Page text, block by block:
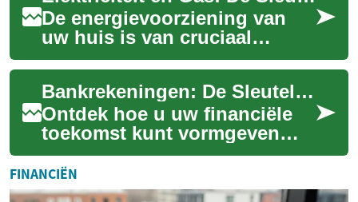
De energievoorziening van
uw huis is van cruciaal
belang voor uw dagelijks
comfort en welzijn.
Elektriciteit en gas z...
Bankrekeningen: De Sleutel tot Financiële Stabiliteit
Ontdek hoe u uw financiële
toekomst kunt vormgeven
met de juiste bankrekening.
Van dagelijks beheer tot
langetermijng...
FINANCIËN